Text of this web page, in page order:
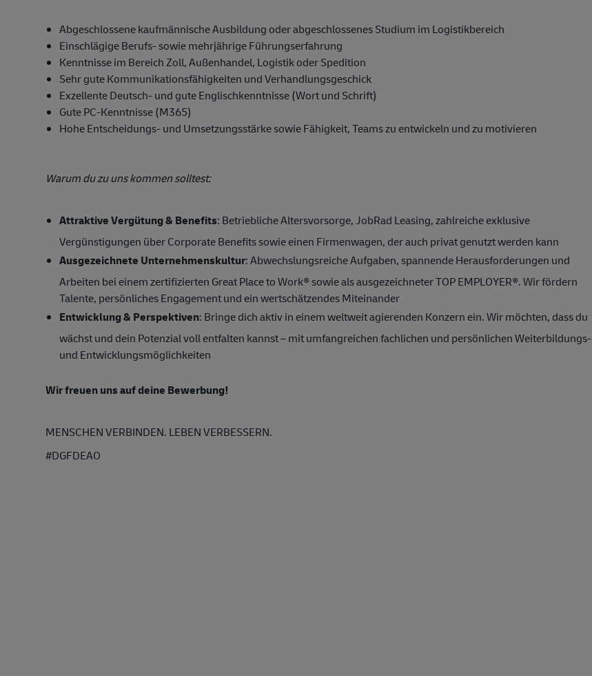
Abgeschlossene kaufmännische Ausbildung oder abgeschlossenes Studium im Logistikbereich
Einschlägige Berufs- sowie mehrjährige Führungserfahrung
Kenntnisse im Bereich Zoll, Außenhandel, Logistik oder Spedition
Sehr gute Kommunikationsfähigkeiten und Verhandlungsgeschick
Exzellente Deutsch- und gute Englischkenntnisse (Wort und Schrift)
Gute PC-Kenntnisse (M365)
Hohe Entscheidungs- und Umsetzungsstärke sowie Fähigkeit, Teams zu entwickeln und zu motivieren
Warum du zu uns kommen solltest:
Attraktive Vergütung & Benefits: Betriebliche Altersvorsorge, JobRad Leasing, zahlreiche exklusive
Vergünstigungen über Corporate Benefits sowie einen Firmenwagen, der auch privat genutzt werden kann
Ausgezeichnete Unternehmenskultur: Abwechslungsreiche Aufgaben, spannende Herausforderungen und
Arbeiten bei einem zertifizierten Great Place to Work® sowie als ausgezeichneter TOP EMPLOYER®. Wir fördern
Talente, persönliches Engagement und ein wertschätzendes Miteinander
Entwicklung & Perspektiven: Bringe dich aktiv in einem weltweit agierenden Konzern ein. Wir möchten, dass du
wächst und dein Potenzial voll entfalten kannst – mit umfangreichen fachlichen und persönlichen Weiterbildungs-
und Entwicklungsmöglichkeiten
Wir freuen uns auf deine Bewerbung!
MENSCHEN VERBINDEN. LEBEN VERBESSERN.
#DGFDEAO